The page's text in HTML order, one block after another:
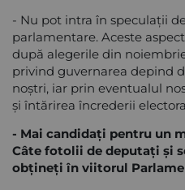
- Nu pot intra în speculații
parlamentare. Aceste
după alegerile din
privind guvernarea depind
noștri, iar prin eventualul
și întărirea încrederii
- Mai candidați pentru un
Câte fotolii de deputați și
obțineți în viitorul